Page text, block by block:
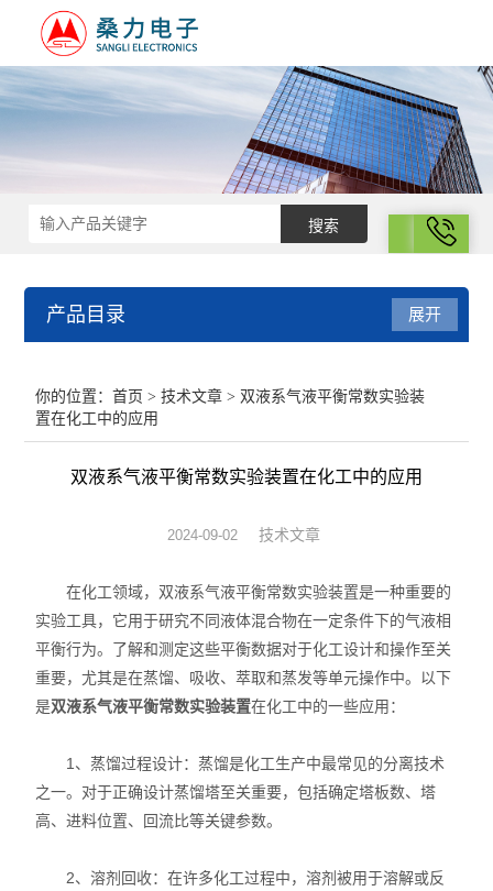
拨号
产品目录
电化学
表面性质与胶体化学部分
仪器仪表
光化学
展开
你的位置：首页 >技术文章 > 双液系气液平衡常数实验装
置在化工中的应用
双液系气液平衡常数实验装置在化工中的应用
2024-09-02 技术文章
在化工领域，双液系气液平衡常数实验装置是一种重要的
实验工具，它用于研究不同液体混合物在一定条件下的气液相
平衡行为。了解和测定这些平衡数据对于化工设计和操作至关
重要，尤其是在蒸馏、吸收、萃取和蒸发等单元操作中。以下
是双液系气液平衡常数实验装置在化工中的一些应用：
1、蒸馏过程设计：蒸馏是化工生产中最常见的分离技术
之一。对于正确设计蒸馏塔至关重要，包括确定塔板数、塔
高、进料位置、回流比等关键参数。
2、溶剂回收：在许多化工过程中，溶剂被用于溶解或反